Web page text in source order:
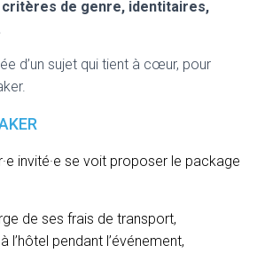
de genre, identitaires,
d’un sujet qui tient à cœur, pour
invité·e se voit proposer le package
de ses frais de transport,
l’hôtel pendant l’événement,